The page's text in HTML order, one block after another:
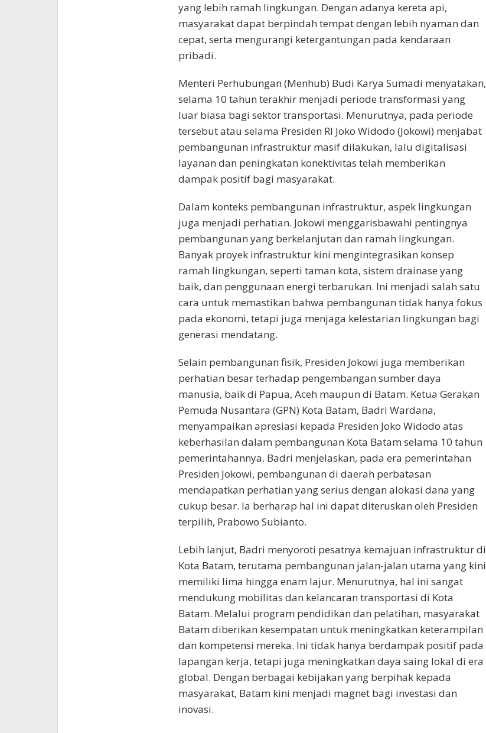
yang lebih ramah lingkungan. Dengan adanya kereta api,
masyarakat dapat berpindah tempat dengan lebih nyaman dan
cepat, serta mengurangi ketergantungan pada kendaraan
pribadi.
Menteri Perhubungan (Menhub) Budi Karya Sumadi menyatakan,
selama 10 tahun terakhir menjadi periode transformasi yang
luar biasa bagi sektor transportasi. Menurutnya, pada periode
tersebut atau selama Presiden RI Joko Widodo (Jokowi) menjabat
pembangunan infrastruktur masif dilakukan, lalu digitalisasi
layanan dan peningkatan konektivitas telah memberikan
dampak positif bagi masyarakat.
Dalam konteks pembangunan infrastruktur, aspek lingkungan
juga menjadi perhatian. Jokowi menggarisbawahi pentingnya
pembangunan yang berkelanjutan dan ramah lingkungan.
Banyak proyek infrastruktur kini mengintegrasikan konsep
ramah lingkungan, seperti taman kota, sistem drainase yang
baik, dan penggunaan energi terbarukan. Ini menjadi salah satu
cara untuk memastikan bahwa pembangunan tidak hanya fokus
pada ekonomi, tetapi juga menjaga kelestarian lingkungan bagi
generasi mendatang.
Selain pembangunan fisik, Presiden Jokowi juga memberikan
perhatian besar terhadap pengembangan sumber daya
manusia, baik di Papua, Aceh maupun di Batam. Ketua Gerakan
Pemuda Nusantara (GPN) Kota Batam, Badri Wardana,
menyampaikan apresiasi kepada Presiden Joko Widodo atas
keberhasilan dalam pembangunan Kota Batam selama 10 tahun
pemerintahannya. Badri menjelaskan, pada era pemerintahan
Presiden Jokowi, pembangunan di daerah perbatasan
mendapatkan perhatian yang serius dengan alokasi dana yang
cukup besar. Ia berharap hal ini dapat diteruskan oleh Presiden
terpilih, Prabowo Subianto.
Lebih lanjut, Badri menyoroti pesatnya kemajuan infrastruktur di
Kota Batam, terutama pembangunan jalan-jalan utama yang kini
memiliki lima hingga enam lajur. Menurutnya, hal ini sangat
mendukung mobilitas dan kelancaran transportasi di Kota
Batam. Melalui program pendidikan dan pelatihan, masyarakat
Batam diberikan kesempatan untuk meningkatkan keterampilan
dan kompetensi mereka. Ini tidak hanya berdampak positif pada
lapangan kerja, tetapi juga meningkatkan daya saing lokal di era
global. Dengan berbagai kebijakan yang berpihak kepada
masyarakat, Batam kini menjadi magnet bagi investasi dan
inovasi.